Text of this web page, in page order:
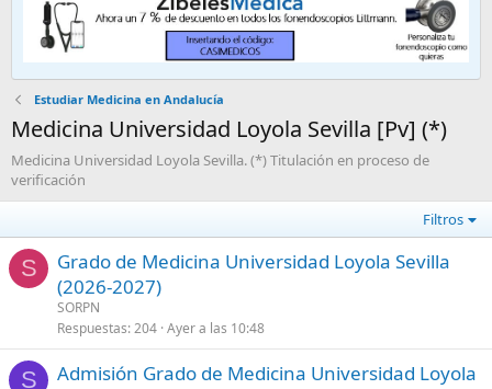
Estudiar Medicina en Andalucía
Medicina Universidad Loyola Sevilla [Pv] (*)
Medicina Universidad Loyola Sevilla. (*) Titulación en proceso de
verificación
Filtros
S
Grado de Medicina Universidad Loyola Sevilla
(2026-2027)
SORPN
Respuestas 204 Ayer a las 10:48
S
Admisión Grado de Medicina Universidad Loyola